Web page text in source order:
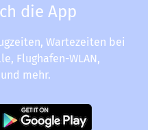
die App
Wartezeiten bei
Flughafen-WLAN,
mehr.